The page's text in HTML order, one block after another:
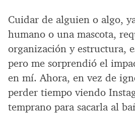
Cuidar de alguien o algo,
humano o una mascota,
organización y estructura,
pero me sorprendió el
en mí. Ahora, en vez de
perder tiempo viendo
temprano para sacarla al